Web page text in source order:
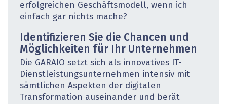
erfolgreichen Geschäftsmodell, wenn ich
einfach gar nichts mache?
Identifizieren Sie die Chancen und
Möglichkeiten für Ihr Unternehmen
Die GARAIO setzt sich als innovatives IT-
Dienstleistungsunternehmen intensiv mit
sämtlichen Aspekten der digitalen
Transformation auseinander und berät